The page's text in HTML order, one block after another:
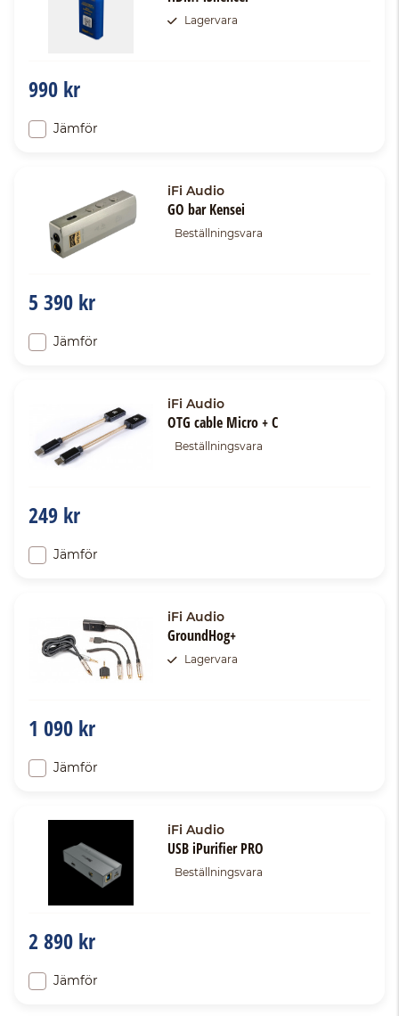
Lagervara
990 kr
Jämför
iFi Audio
GO bar Kensei
Beställningsvara
5 390 kr
Jämför
iFi Audio
OTG cable Micro + C
Beställningsvara
249 kr
Jämför
iFi Audio
GroundHog+
Lagervara
1 090 kr
Jämför
iFi Audio
USB iPurifier PRO
Beställningsvara
2 890 kr
Jämför